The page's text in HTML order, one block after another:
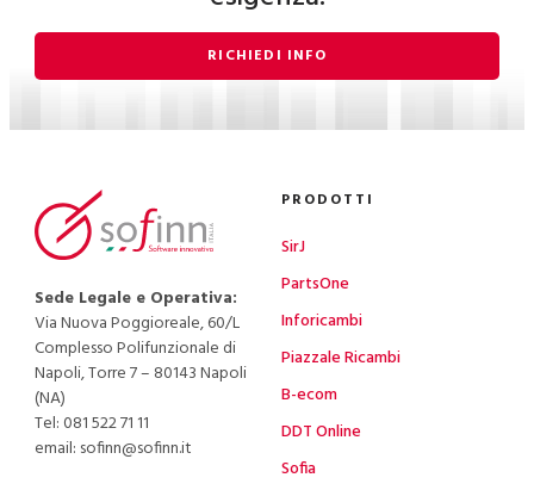
RICHIEDI INFO
Sede Legale e Operativa:
Via Nuova Poggioreale, 60/L
Complesso Polifunzionale di
Napoli, Torre 7 – 80143 Napoli
(NA)
Tel: 081 522 71 11
email: sofinn@sofinn.it
PRODOTTI
SirJ
PartsOne
Inforicambi
Piazzale Ricambi
B-ecom
DDT Online
Sofia